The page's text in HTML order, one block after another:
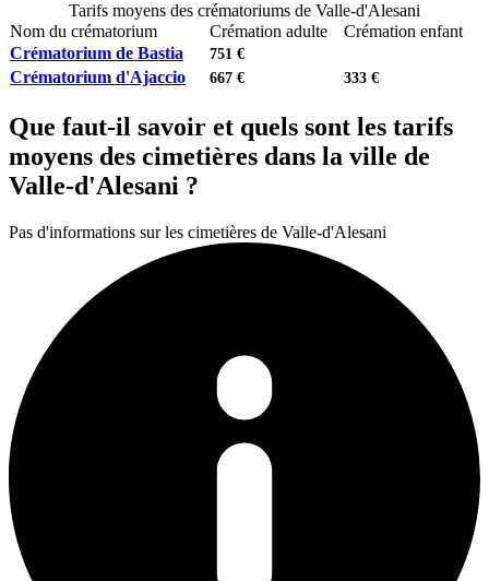
Tarifs moyens des crématoriums de Valle-d'Alesani
Nom du crématorium
Crémation adulte
Crémation enfant
Crématorium de Bastia
751 €
Crématorium d'Ajaccio 667 € 333 €
Que faut-il savoir et quels sont les tarifs
moyens des cimetières dans la ville de
Valle-d'Alesani ?
Pas d'informations sur les cimetières de Valle-d'Alesani